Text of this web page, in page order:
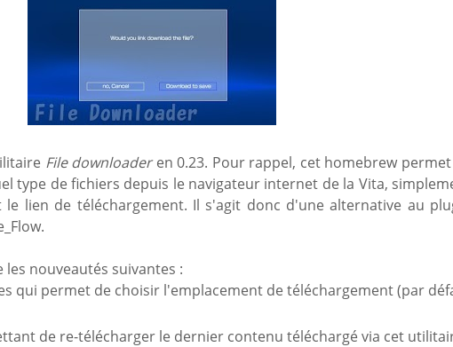
File downloaderen 0.23. Pour rappel, cet homebrew permet
type de fichiers depuis le navigateur internet de la Vita,
le lien de téléchargement. Il s'agit donc d'une alternative au
nouveautés suivantes :
qui permet de choisir l'emplacement de téléchargement (par
de re-télécharger le dernier contenu téléchargé via cet